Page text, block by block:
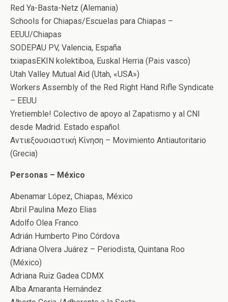
Red Ya-Basta-Netz (Alemania)
Schools for Chiapas/Escuelas para Chiapas –
EEUU/Chiapas
SODEPAU PV, Valencia, España
txiapasEKIN kolektiboa, Euskal Herria (Pais vasco)
Utah Valley Mutual Aid (Utah, «USA»)
Workers Assembly of the Red Right Hand Rifle Syndicate
– EEUU
Yretiemble! Colectivo de apoyo al Zapatismo y al CNI
desde Madrid. Estado español.
Αντιεξουσιαστική Κίνηση – Movimiento Antiautoritario
(Grecia)
Personas – México
Abenamar López, Chiapas, México
Abril Paulina Mezo Elias
Adolfo Olea Franco
Adrián Humberto Pino Córdova
Adriana Olvera Juárez – Periodista, Quintana Roo
(México)
Adriana Ruiz Gadea CDMX
Alba Amaranta Hernández